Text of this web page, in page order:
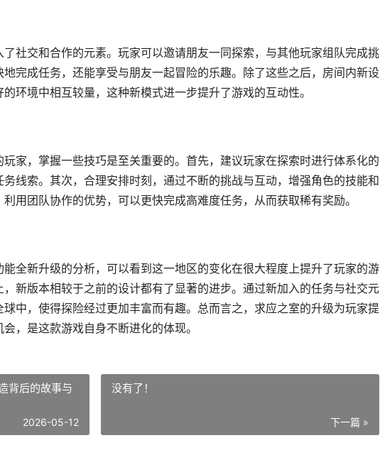
社交和合作的元素。玩家可以邀请朋友一同探索，与其他玩家组队完成挑
完成任务，还能享受与朋友一起冒险的乐趣。除了这些之后，房间内新设
环境中相互较量，这种新模式进一步提升了游戏的互动性。
家，掌握一些技巧是至关重要的。首先，建议玩家在探索时进行体系化的
线索。其次，合理安排时刻，通过不断的挑战与互动，增强角色的技能和
用团队协作的优势，可以更快完成高难度任务，从而获取稀有奖励。
全新升级的分析，可以看到这一地区的变化在很大程度上提升了玩家的游
新版本相较于之前的设计都有了显著的进步。通过新加入的任务与社交元
中，使得探险经过更加丰富而有趣。总而言之，求应之室的升级为玩家提
，是这款游戏自身不断进化的体现。
背后的故事与
2026-05-12
没有了！
下一篇 »